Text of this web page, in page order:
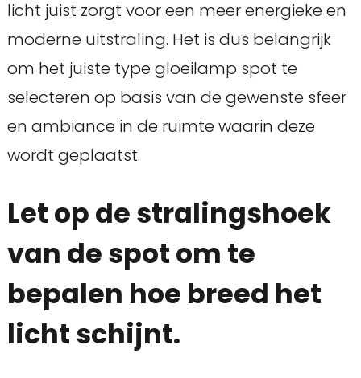
licht juist zorgt voor een meer energieke en
moderne uitstraling. Het is dus belangrijk
om het juiste type gloeilamp spot te
selecteren op basis van de gewenste sfeer
en ambiance in de ruimte waarin deze
wordt geplaatst.
Let op de stralingshoek
van de spot om te
bepalen hoe breed het
licht schijnt.